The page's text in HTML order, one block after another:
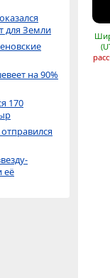
для Земли
на 90%
170
её